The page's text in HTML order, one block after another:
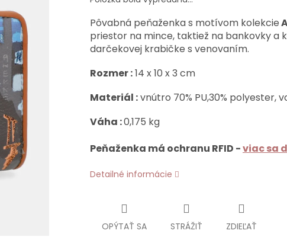
Pôvabná peňaženka s motívom kolekcie
priestor na mince, taktiež na bankovky a
darčekovej krabičke s venovaním.
Rozmer :14 x 10 x 3 cm
Materiál :vnútro 70% PU,30% polyester,
Váha :0,175 kg
Peňaženka má ochranu RFID -viac sa
Detailné informácie
OPÝTAŤ SA STRÁŽIŤ ZDIEĽAŤ